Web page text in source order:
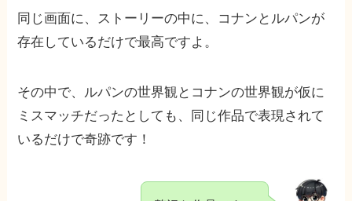
同じ画面に、ストーリーの中に、コナンとルパンが
存在しているだけで最高ですよ。
その中で、ルパンの世界観とコナンの世界観が仮に
ミスマッチだったとしても、同じ作品で表現されて
いるだけで奇跡です！